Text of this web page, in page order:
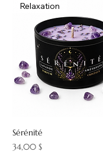
Relaxation
Sérénité
Prix
34,00 $